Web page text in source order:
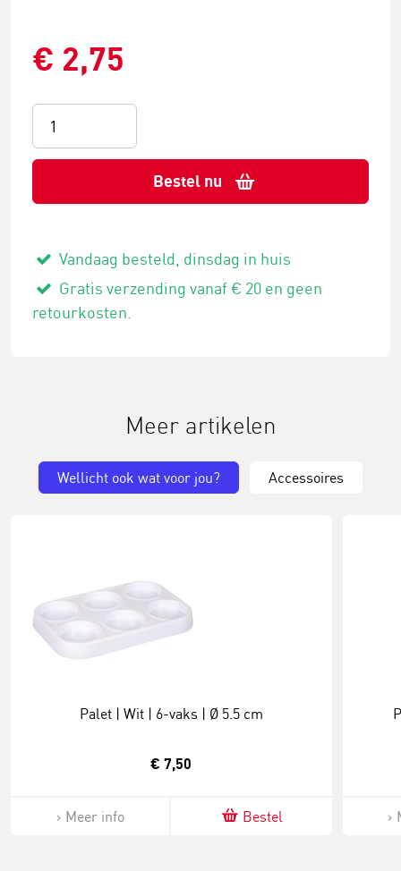
€ 2,75
Bestel nu
Vandaag besteld, dinsdag in huis
Gratis verzending vanaf € 20 en geen
retourkosten.
Meer artikelen
Wellicht ook wat voor jou? Accessoires
Palet | Wit | 6-vaks | Ø 5.5 cm
€ 7,50
Meer info Bestel